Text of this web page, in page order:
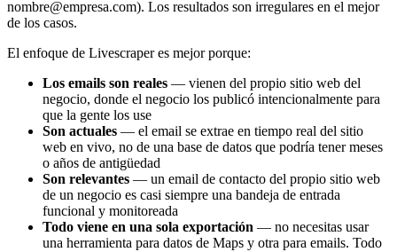
nombre@empresa.com). Los resultados son irregulares en el mejor
de los casos.
El enfoque de Livescraper es mejor porque:
Los emails son reales — vienen del propio sitio web del
negocio, donde el negocio los publicó intencionalmente para
que la gente los use
Son actuales — el email se extrae en tiempo real del sitio
web en vivo, no de una base de datos que podría tener meses
o años de antigüedad
Son relevantes — un email de contacto del propio sitio web
de un negocio es casi siempre una bandeja de entrada
funcional y monitoreada
Todo viene en una sola exportación — no necesitas usar
una herramienta para datos de Maps y otra para emails. Todo